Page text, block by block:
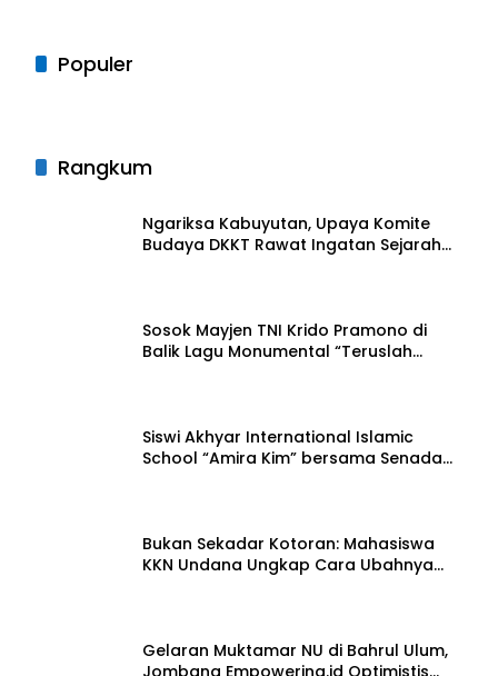
Populer
Rangkum
Ngariksa Kabuyutan, Upaya Komite
Budaya DKKT Rawat Ingatan Sejarah
Sosok Mayjen TNI Krido Pramono di
Balik Lagu Monumental “Teruslah
Siswi Akhyar International Islamic
School “Amira Kim” bersama Senada
Bukan Sekadar Kotoran: Mahasiswa
KKN Undana Ungkap Cara Ubahnya
Gelaran Muktamar NU di Bahrul Ulum,
Jombang Empowering.id Optimistis